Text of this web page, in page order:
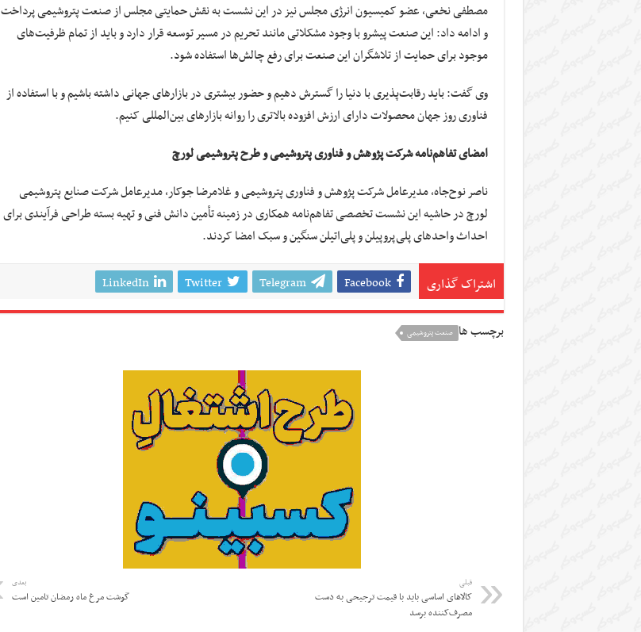
مصطفی نخعی، عضو کمیسیون انرژی مجلس نیز در این نشست به نقش حمایتی مجلس از صنعت پتروشیمی پرداخت
و ادامه داد: این صنعت پیشرو با وجود مشکلاتی مانند تحریم در مسیر توسعه قرار دارد و باید از تمام ظرفیت‌های
موجود برای حمایت از تلاشگران این صنعت برای رفع چالش‌ها استفاده شود.
وی گفت: باید رقابت‌پذیری با دنیا را گسترش دهیم و حضور بیشتری در بازارهای جهانی داشته باشیم و با استفاده از
فناوری روز جهان محصولات دارای ارزش افزوده بالاتری را روانه بازارهای بین‌المللی کنیم.
امضای تفاهم‌نامه شرکت پژوهش و فناوری پتروشیمی و طرح پتروشیمی لورچ
ناصر نوح‌جاه، مدیرعامل شرکت پژوهش و فناوری پتروشیمی و غلامرضا جوکار، مدیرعامل شرکت صنایع پتروشیمی
لورچ در حاشیه این نشست تخصصی تفاهم‌نامه همکاری در زمینه تأمین دانش فنی و تهیه بسته طراحی فرآیندی برای
احداث واحدهای پلی‌پروپیلن و پلی‌اتیلن سنگین و سبک امضا کردند.
اشتراک گذاری Facebook
Telegram
Twitter
LinkedIn
برچسب ها صنعت پتروشیمی
قبلی
کالاهای اساسی باید با قیمت ترجیحی به دست
مصرف‌کننده برسد
بعدی
گوشت مرغ ماه رمضان تامین است